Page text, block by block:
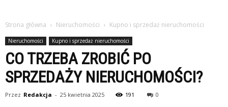
Strona główna Nieruchomości Kupno i sprzedaż nieruchomości
Nieruchomości Kupno i sprzedaż nieruchomości
CO TRZEBA ZROBIĆ PO
SPRZEDAŻY NIERUCHOMOŚCI?
Przez Redakcja - 25 kwietnia 2025 191 0